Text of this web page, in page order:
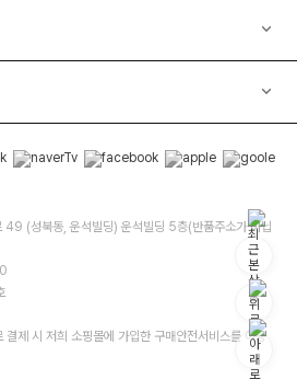
(성북동, 운석빌딩) 운석빌딩 5층(반품주소가 아닙
결제 시 저희 소핑몰에 가입한 구매안전서비스를 이용